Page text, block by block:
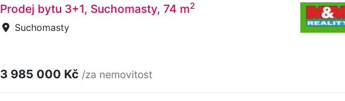
Prodej bytu 3+1, Suchomasty, 74 m2
Suchomasty
3 985 000 Kč /za nemovitost